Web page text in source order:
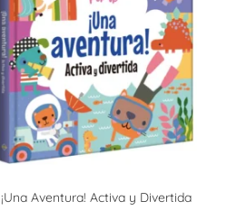
¡Una Aventura! Activa y Divertida